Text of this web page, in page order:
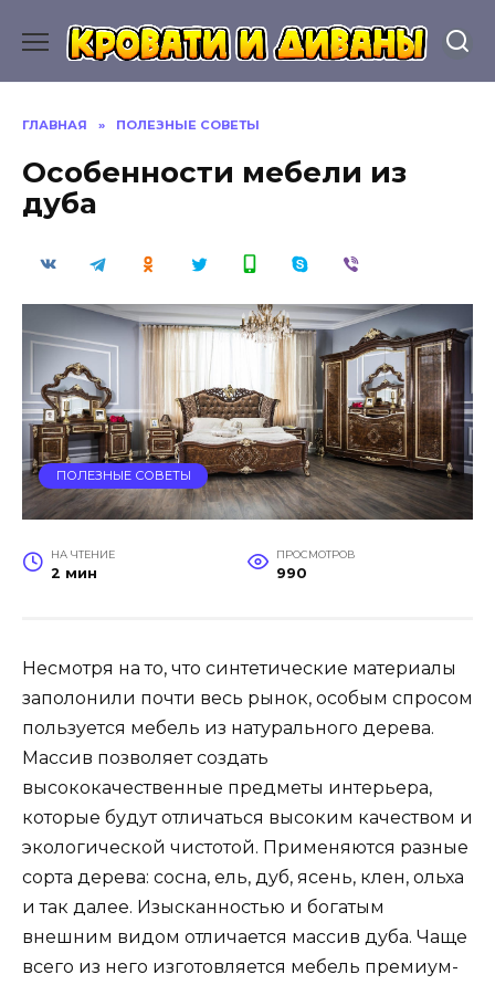
содержанию
ГЛАВНАЯ » ПОЛЕЗНЫЕ СОВЕТЫ
Особенности мебели из
дуба
ПОЛЕЗНЫЕ СОВЕТЫ
НА ЧТЕНИЕ
2 мин
ПРОСМОТРОВ
990
Несмотря на то, что синтетические материалы
заполонили почти весь рынок, особым спросом
пользуется мебель из натурального дерева.
Массив позволяет создать
высококачественные предметы интерьера,
которые будут отличаться высоким качеством и
экологической чистотой. Применяются разные
сорта дерева: сосна, ель, дуб, ясень, клен, ольха
и так далее. Изысканностью и богатым
внешним видом отличается массив дуба. Чаще
всего из него изготовляется мебель премиум-